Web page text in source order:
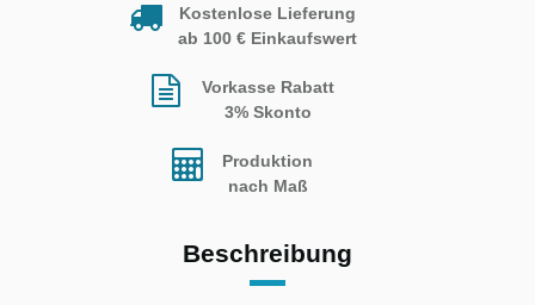
Kostenlose Lieferung
ab 100 € Einkaufswert
Vorkasse Rabatt
3% Skonto
Produktion
nach Maß
Beschreibung